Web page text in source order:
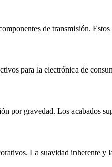
de transmisión.
para la electrónica de
por gravedad. Los acabados
La suavidad inherente